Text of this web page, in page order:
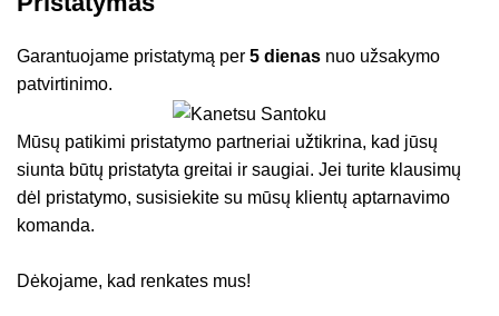
Garantuojame pristatymą per5 dienas nuo užsakymo
patvirtinimo.
Mūsų patikimi pristatymo partneriai užtikrina, kad jūsų
siunta būtų pristatyta greitai ir saugiai. Jei turite klausimų
dėl pristatymo, susisiekite su mūsų klientų aptarnavimo
komanda.
Dėkojame, kad renkates mus!